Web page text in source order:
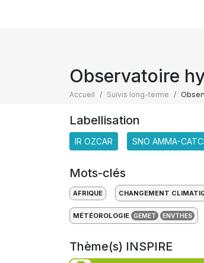
Observatoire
Accueil Suivis long-terme
Labellisation
IR OZCAR SNO AMMA-
Mots-clés
AFRIQUE CHANGEMENT
MÉTÉOROLOGIE GEMET ENVTHES
Thème(s) INSPIRE